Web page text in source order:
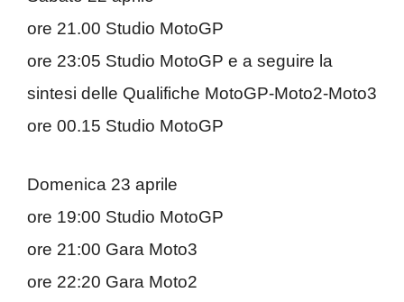
ore 21.00 Studio MotoGP
ore 23:05 Studio MotoGP e a seguire la
sintesi delle Qualifiche MotoGP-Moto2-Moto3
ore 00.15 Studio MotoGP
Domenica 23 aprile
ore 19:00 Studio MotoGP
ore 21:00 Gara Moto3
ore 22:20 Gara Moto2